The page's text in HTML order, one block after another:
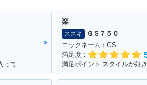
満足ポイント:自慢のモナカ管が似合うバイク！見た目も気に入っています！
楽
スズキ
ＧＳ７５０
ニックネーム：GS
満足度：
満足ポイント:スタイルが好き